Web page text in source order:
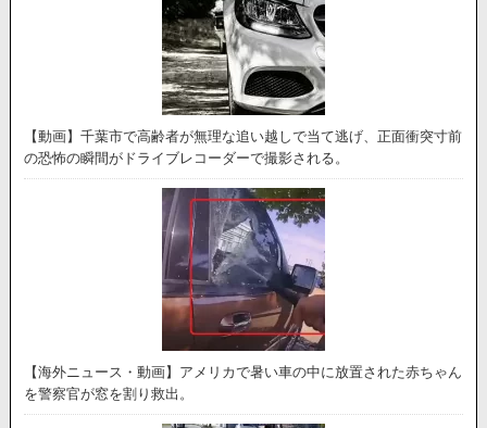
【動画】千葉市で高齢者が無理な追い越しで当て逃げ、正面衝突寸前
の恐怖の瞬間がドライブレコーダーで撮影される。
【海外ニュース・動画】アメリカで暑い車の中に放置された赤ちゃん
を警察官が窓を割り救出。